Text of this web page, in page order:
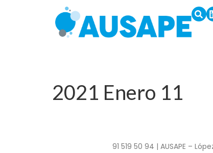
2021 Enero 11
91 519 50 94 | AUSAPE –